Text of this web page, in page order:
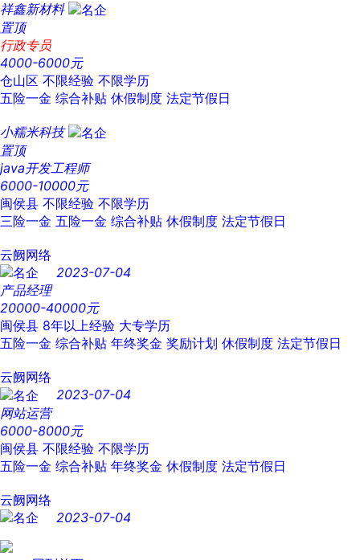
祥鑫新材料
置顶
行政专员
4000-6000元
仓山区 不限经验 不限学历
五险一金 综合补贴 休假制度 法定节假日
小糯米科技
置顶
java开发工程师
6000-10000元
闽侯县 不限经验 不限学历
三险一金 五险一金 综合补贴 休假制度 法定节假日
云阙网络
2023-07-04
产品经理
20000-40000元
闽侯县 8年以上经验 大专学历
五险一金 综合补贴 年终奖金 奖励计划 休假制度 法定节假日
云阙网络
2023-07-04
网站运营
6000-8000元
闽侯县 不限经验 不限学历
五险一金 综合补贴 年终奖金 休假制度 法定节假日
云阙网络
2023-07-04